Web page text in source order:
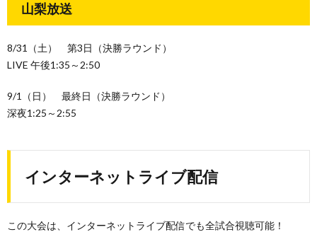
山梨放送
8/31（土） 第3日（決勝ラウンド）
LIVE 午後1:35～2:50
9/1（日） 最終日（決勝ラウンド）
深夜1:25～2:55
インターネットライブ配信
この大会は、インターネットライブ配信でも全試合視聴可能！